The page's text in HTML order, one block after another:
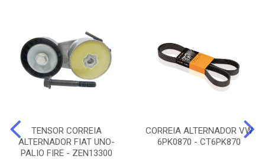
TENSOR CORREIA
ALTERNADOR FIAT UNO-
PALIO FIRE - ZEN13300
CORREIA ALTERNADOR VW
6PK0870 - CT6PK870